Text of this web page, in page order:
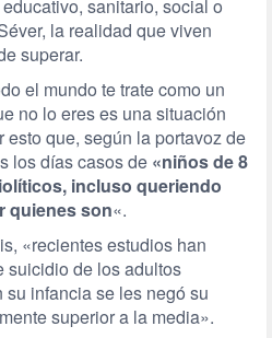
sanitario, social o
la realidad que viven
superar.
el mundo te trate como un
no lo eres es una situación
esto que, según la portavoz de
los días casos de «niños de 8
incluso queriendo
quienes son«.
«recientes estudios han
suicidio de los adultos
infancia se les negó su
superior a la media».